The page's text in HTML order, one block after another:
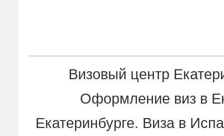
Визовый центр
Оформление виз в
Екатеринбурге. Виза в